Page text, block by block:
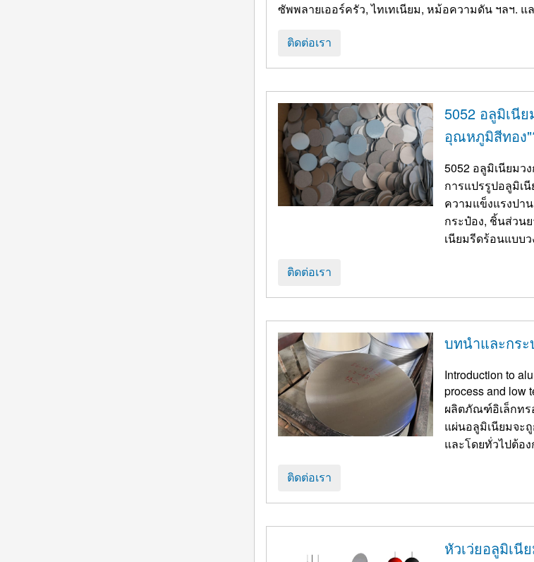
ซัพพลายเออร์ครัว, ไทเทเนียม, หม้อความดัน ฯลฯ. แ
ติดต่อเรา
5052 อลูมิเนี
อุณหภูมิสีทอง
5052 อลูมิเนียม
การแปรรูปอลูมิเ
ความแข็งแรงปา
กระป๋อง, ชิ้นส่วน
ติดต่อเรา
บทนำและกร
Introduction to
process and low
ผลิตภัณฑ์อิเล็กทรอ
แผ่นอลูมิเนียมจะ
ติดต่อเรา
หัวเว่ยอลูมิเนี